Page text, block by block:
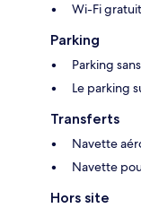
Wi-Fi
Parking
Parking
Le parking
Transferts
Navette
Navette
Hors site